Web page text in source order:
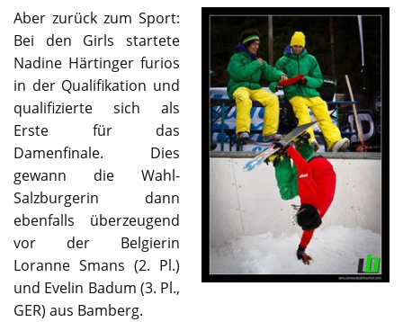
Aber zurück zum Sport:
Bei den Girls startete
Nadine Härtinger furios
in der Qualifikation und
qualifizierte sich als
Erste für das
Damenfinale. Dies
gewann die Wahl-
Salzburgerin dann
ebenfalls überzeugend
vor der Belgierin
Loranne Smans (2. Pl.)
und Evelin Badum (3. Pl.,
GER) aus Bamberg.